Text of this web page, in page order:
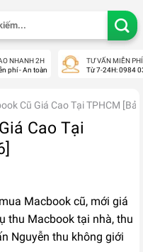
NHANH 2H
phí - An toàn
TƯ VẤN MIỄN PHÍ
Từ 7-24H: 0984
Cũ Giá Cao Tại TPHCM
Cao Tại
Macbook cũ, mới giá
thu Macbook tại nhà, thu
Nguyễn thu không giới